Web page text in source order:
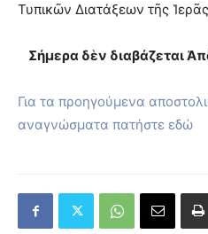
Τυπικῶν Διατάξεων τῆς
Σήμερα δὲν διαβάζεται
Για τα προηγούμενα
αναγνώσματα πατήστε εδώ